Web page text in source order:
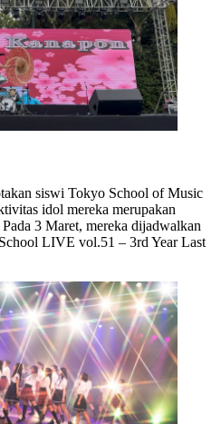
siswi Tokyo School of Music
idol mereka merupakan
3 Maret, mereka dijadwalkan
LIVE vol.51 – 3rd Year Last